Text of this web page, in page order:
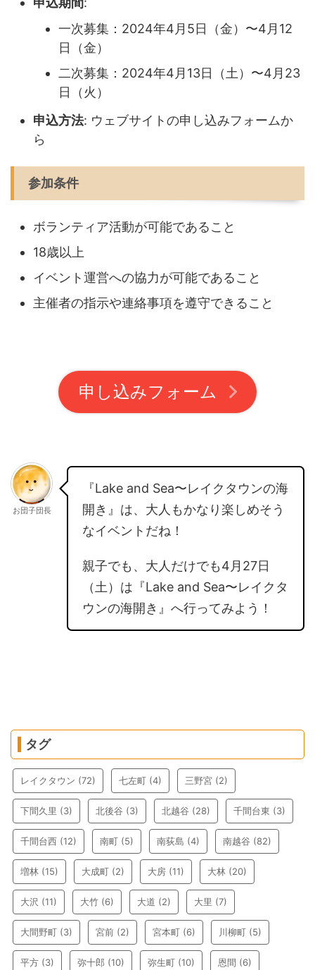
一次募集：2024年4月5日（金）〜4月12
日（金）
二次募集：2024年4月13日（土）〜4月23
日（火）
申込方法: ウェブサイトの申し込みフォームか
ら
参加条件
ボランティア活動が可能であること
18歳以上
イベント運営への協力が可能であること
主催者の指示や連絡事項を遵守できること
申し込みフォーム
お団子団長
『Lake and Sea〜レイクタウンの海
開き』は、大人もかなり楽しめそう
なイベントだね！
親子でも、大人だけでも4月27日
（土）は『Lake and Sea〜レイクタ
ウンの海開き』へ行ってみよう！
タグ
レイクタウン (72) 七左町 (4) 三野宮 (2)
下間久里 (3) 北後谷 (3) 北越谷 (28) 千間台東 (3)
千間台西 (12) 南町 (5) 南荻島 (4) 南越谷 (82)
増林 (15) 大成町 (2) 大房 (11) 大林 (20)
大沢 (11) 大竹 (6) 大道 (2) 大里 (7)
大間野町 (3) 宮前 (2) 宮本町 (6) 川柳町 (5)
平方 (3) 弥十郎 (10) 弥生町 (10) 恩間 (6)